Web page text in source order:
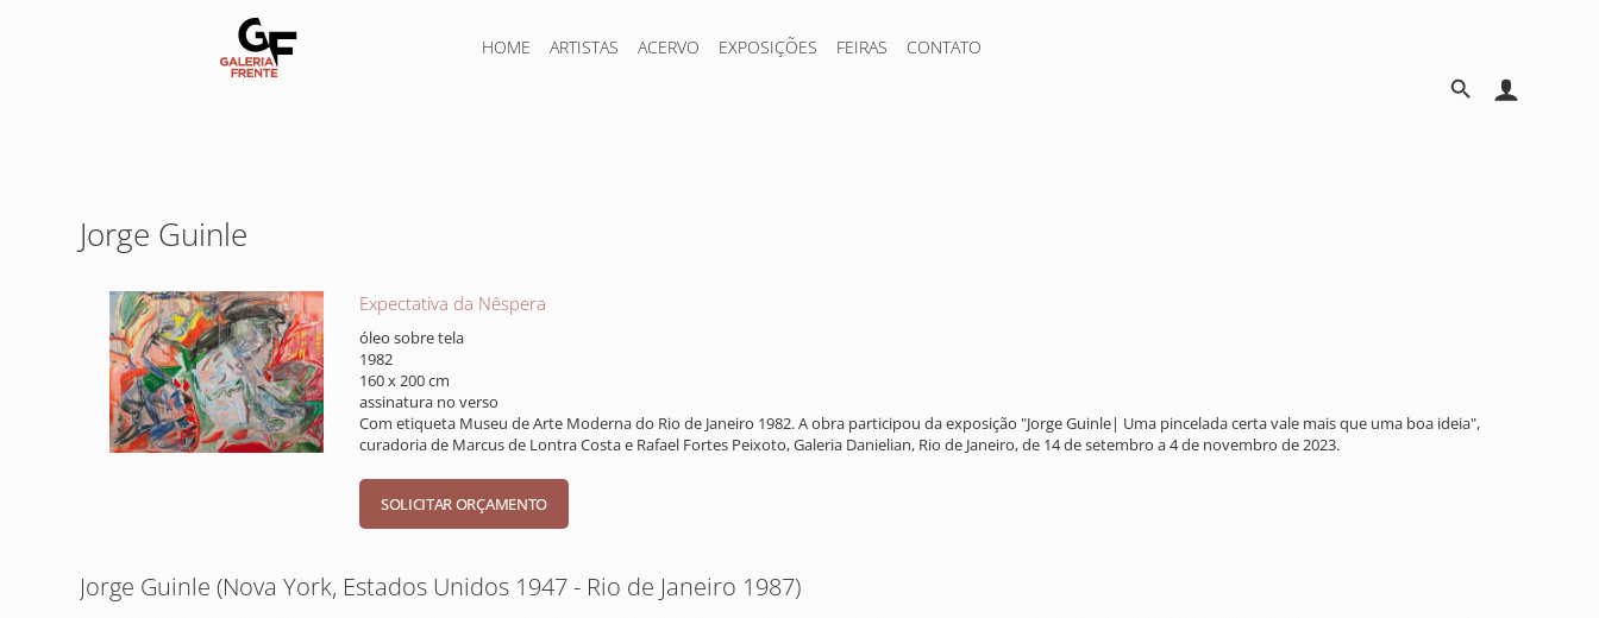
HOME ARTISTAS ACERVO EXPOSIÇÕES FEIRAS CONTATO
Jorge Guinle
Expectativa da Nêspera
óleo sobre tela
1982
160 x 200 cm
assinatura no verso
Com etiqueta Museu de Arte Moderna do Rio de Janeiro 1982. A obra participou da exposição "Jorge Guinle| Uma pincelada certa vale mais que uma boa ideia",
curadoria de Marcus de Lontra Costa e Rafael Fortes Peixoto, Galeria Danielian, Rio de Janeiro, de 14 de setembro a 4 de novembro de 2023.
Jorge Guinle (Nova York, Estados Unidos 1947 - Rio de Janeiro 1987)